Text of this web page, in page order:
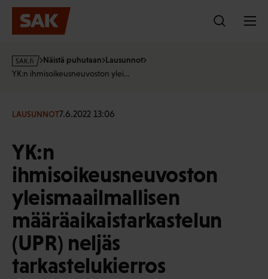
Hyppää
sisältöön
s
a
f
Näistä puhutaan Lausunnot
YK:n ihmisoikeusneuvoston ylei…
LAUSUNNOT7.6.2022 13:06
YK:n
ihmisoikeusneuvoston
yleismaailmallisen
määräaikaistarkastelun
(UPR) neljäs
tarkastelukierros